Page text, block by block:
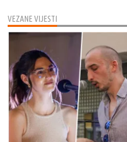
VEZANE VIJESTI